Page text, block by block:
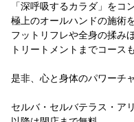
「深呼吸するカラダ」を
極上のオールハンドの施術
フットリフレや全身の揉み
トリートメントまでコース
是非、心と身体のパワーチ
セルバ・セルバテラス・ア